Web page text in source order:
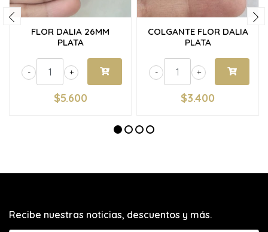
FLOR DALIA 26MM
PLATA
+
-
$5.600
COLGANTE FLOR DALIA
PLATA
+
-
$3.400
Recibe nuestras noticias, descuentos y más.